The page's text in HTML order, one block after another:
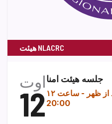
هیئت NLACRC
اوت
12
جلسه هیئت امنا
- ساعت
20:00